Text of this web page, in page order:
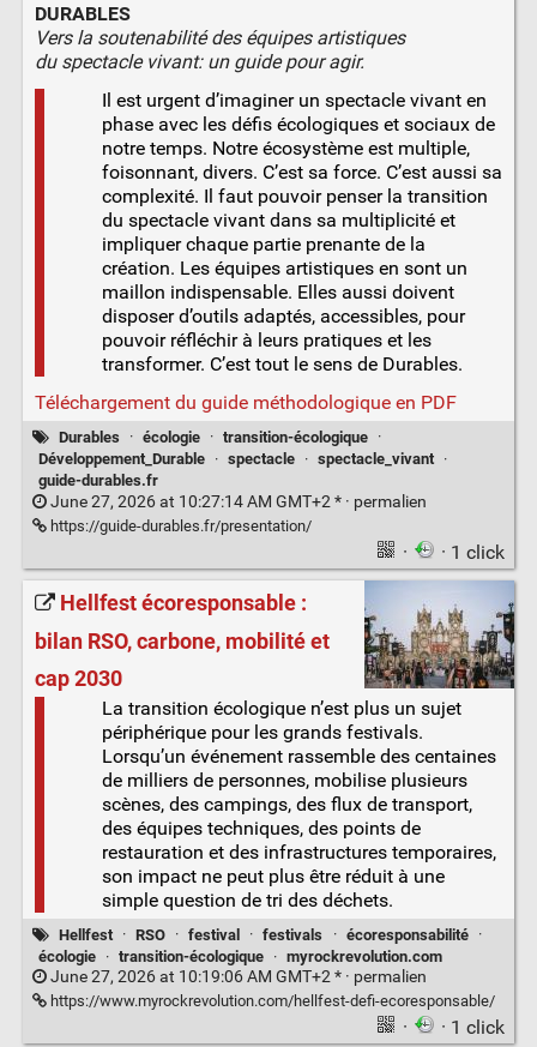
DURABLES
Vers la soutenabilité des équipes artistiques
du spectacle vivant: un guide pour agir.
Il est urgent d’imaginer un spectacle vivant en
phase avec les défis écologiques et sociaux de
notre temps. Notre écosystème est multiple,
foisonnant, divers. C’est sa force. C’est aussi sa
complexité. Il faut pouvoir penser la transition
du spectacle vivant dans sa multiplicité et
impliquer chaque partie prenante de la
création. Les équipes artistiques en sont un
maillon indispensable. Elles aussi doivent
disposer d’outils adaptés, accessibles, pour
pouvoir réfléchir à leurs pratiques et les
transformer. C’est tout le sens de Durables.
Téléchargement du guide méthodologique en PDF
Durables · écologie · transition-écologique ·
Développement_Durable
· spectacle · spectacle_vivant ·
guide-durables.fr
June 27, 2026 at 10:27:14 AM GMT+2 * · permalien
https://guide-durables.fr/presentation/
· · 1 click
Hellfest écoresponsable :
bilan RSO, carbone, mobilité et
cap 2030
La transition écologique n’est plus un sujet
périphérique pour les grands festivals.
Lorsqu’un événement rassemble des centaines
de milliers de personnes, mobilise plusieurs
scènes, des campings, des flux de transport,
des équipes techniques, des points de
restauration et des infrastructures temporaires,
son impact ne peut plus être réduit à une
simple question de tri des déchets.
Hellfest · RSO · festival · festivals · écoresponsabilité
·
écologie
· transition-écologique · myrockrevolution.com
June 27, 2026 at 10:19:06 AM GMT+2 * · permalien
https://www.myrockrevolution.com/hellfest-defi-ecoresponsable/
· · 1 click